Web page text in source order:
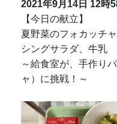
2021年9月14日 12時
【今日の献立】
夏野菜のフォカッチ
シングサラダ、牛乳
～給食室が、手作り
ャ）に挑戦！～